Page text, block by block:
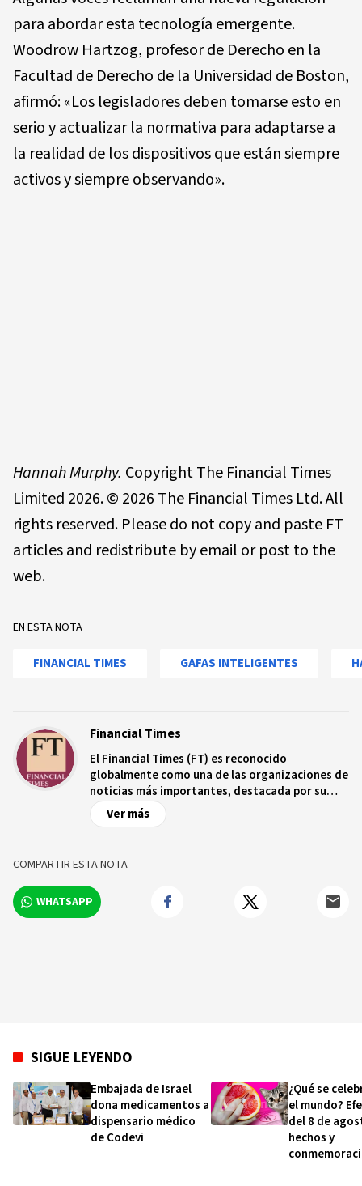
para abordar esta tecnología emergente.
Woodrow Hartzog, profesor de Derecho en la
Facultad de Derecho de la Universidad de Boston,
afirmó: «Los legisladores deben tomarse esto en
serio y actualizar la normativa para adaptarse a
la realidad de los dispositivos que están siempre
activos y siempre observando».
Hannah Murphy. Copyright The Financial Times
Limited 2026. © 2026 The Financial Times Ltd. All
rights reserved. Please do not copy and paste FT
articles and redistribute by email or post to the
web.
EN ESTA NOTA
FINANCIAL TIMES GAFAS INTELIGENTES
Financial Times
El Financial Times (FT) es reconocido
globalmente como una de las organizaciones de
noticias más importantes, destacada por su
autoridad e integridad editorial. Fundado en
1888, ha evolucionado de ser un diario enfocado
digitales.
Ver más
COMPARTIR ESTA NOTA
WHATSAPP
SIGUE LEYENDO
Embajada de Israel
dona medicamentos a
dispensario médico
de Codevi
¿Qué se
el mundo?
del 8 de
hechos y